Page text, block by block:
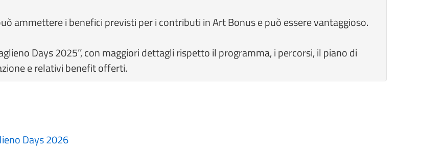
ammettere i benefici previsti per i contributi in Art Bonus e può essere vantaggioso.
Days 2025’’, con maggiori dettagli rispetto il programma, i percorsi, il piano di
e relativi benefit offerti.
Days 2026